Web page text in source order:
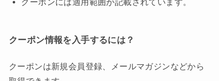
クーポンには適用範囲が記載されています。
クーポン情報を入手するには？
クーポンは新規会員登録、メールマガジンなどから